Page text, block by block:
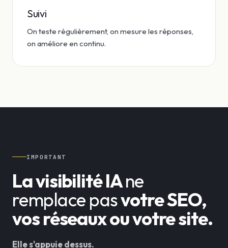
Suivi
On teste régulièrement, on mesure les réponses,
on améliore en continu.
IMPORTANT
La visibilité IAne
remplace pasvotre SEO,
vos réseaux ou votre site.
Elle s'appuie dessus.